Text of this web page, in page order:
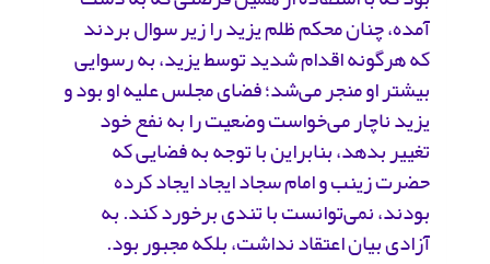
آمده، چنان محکم ظلم یزید را زیر سوال بردند
که هرگونه اقدام شدید توسط یزید، به رسوایی
بیشتر او منجر می‌شد؛ فضای مجلس علیه او بود و
یزید ناچار می‌خواست وضعیت را به نفع خود
تغییر بدهد، بنابراین با توجه به فضایی که
حضرت زینب و امام سجاد ایجاد ایجاد کرده
بودند، نمی‌توانست با تندی برخورد کند. به
آزادی بیان اعتقاد نداشت، بلکه مجبور بود.